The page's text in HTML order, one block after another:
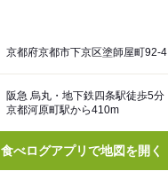
京都府京都市下京区塗師屋町92-4
阪急 烏丸・地下鉄四条駅徒歩5分
京都河原町駅から410m
食べログアプリで地図を開く